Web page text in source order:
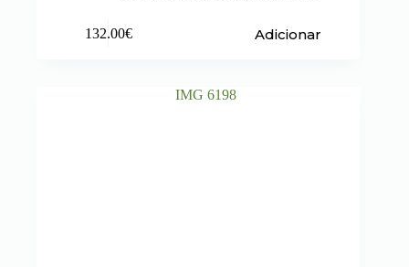
132.00€ Adicionar